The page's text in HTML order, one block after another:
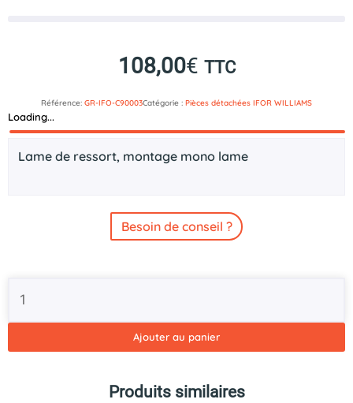
108,00€ TTC
Référence: GR-IFO-C90003Catégorie : Pièces détachées IFOR WILLIAMS
Loading...
Description
Lame de ressort, montage mono lame
Besoin de conseil ?
ressort
Ajouter au panier
Produits similaires